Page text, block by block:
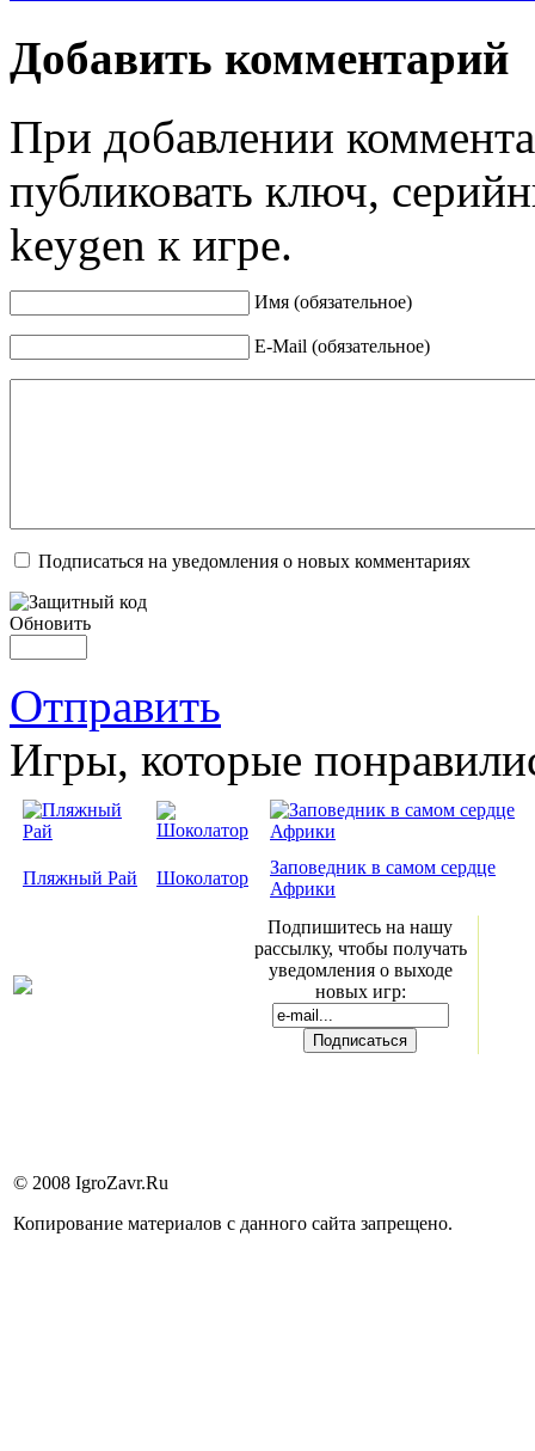
Добавить комментарий
При добавлении
публиковать ключ,
keygen к игре.
Имя (обязательное)
E-Mail (обязательное)
Подписаться на уведомления о новых комментариях
Обновить
Отправить
Игры, которые
Пляжный Рай Шоколатор
Заповедник в самом сердце
Африки
Подпишитесь на нашу
рассылку, чтобы получать
уведомления о выходе
новых игр:
© 2008 IgroZavr.Ru
Копирование материалов с данного сайта запрещено.